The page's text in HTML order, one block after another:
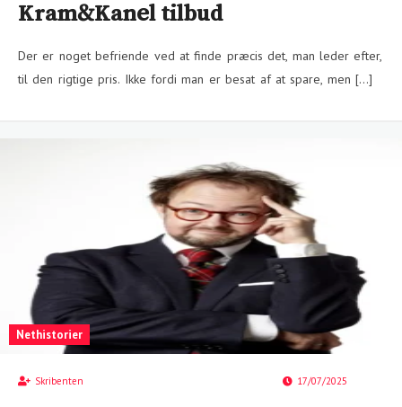
Kram&Kanel tilbud
Der er noget befriende ved at finde præcis det, man leder efter,
til den rigtige pris. Ikke fordi man er besat af at spare, men […]
Nethistorier
Skribenten 17/07/2025